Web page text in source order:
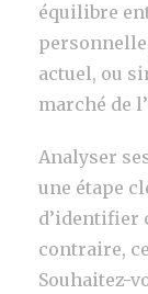
équilibre
actuel, ou
marché de
Analyser
une étape
d’identifier
contraire,
Souhaitez-